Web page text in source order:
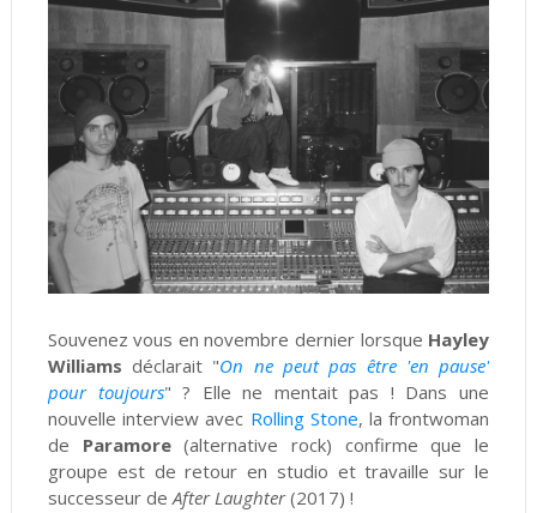
Souvenez vous en novembre dernier lorsque Hayley
Williams déclarait "On ne peut pas être 'en pause'
pour toujours" ? Elle ne mentait pas ! Dans une
nouvelle interview avec Rolling Stone, la frontwoman
de Paramore(alternative rock) confirme que le
groupe est de retour en studio et travaille sur le
successeur deAfter Laughter(2017) !